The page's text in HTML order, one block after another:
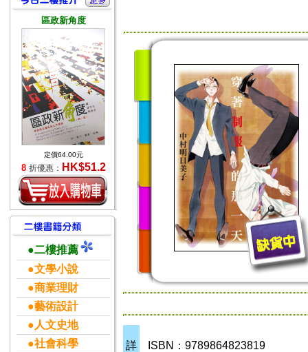
區政新角度
定價64.00元
8 折優惠： HK$51.2
●二樓推薦
●文學小說
●商業理財
●藝術設計
●人文史地
●社會科學
詳
ISBN：9789864823819